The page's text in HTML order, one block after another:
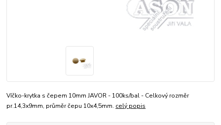
Víčko-krytka s čepem 10mm JAVOR - 100ks/bal - Celkový rozměr
pr.14,3x9mm, průměr čepu 10x4,5mm. celý popis